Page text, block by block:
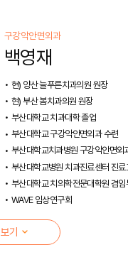
구강악안면외과
백영재
현) 양산 늘푸른치과의원 원장
현) 부산 봄치과의원 원장
부산대학교 치과대학 졸업
부산대학교 구강악안면외과 수련
부산대학교치과병원 구강악안면외
부산대학교병원 치과진료센터 진료
부산대학교 치의학전문대학원 겸임
WAVE 임상연구회
기